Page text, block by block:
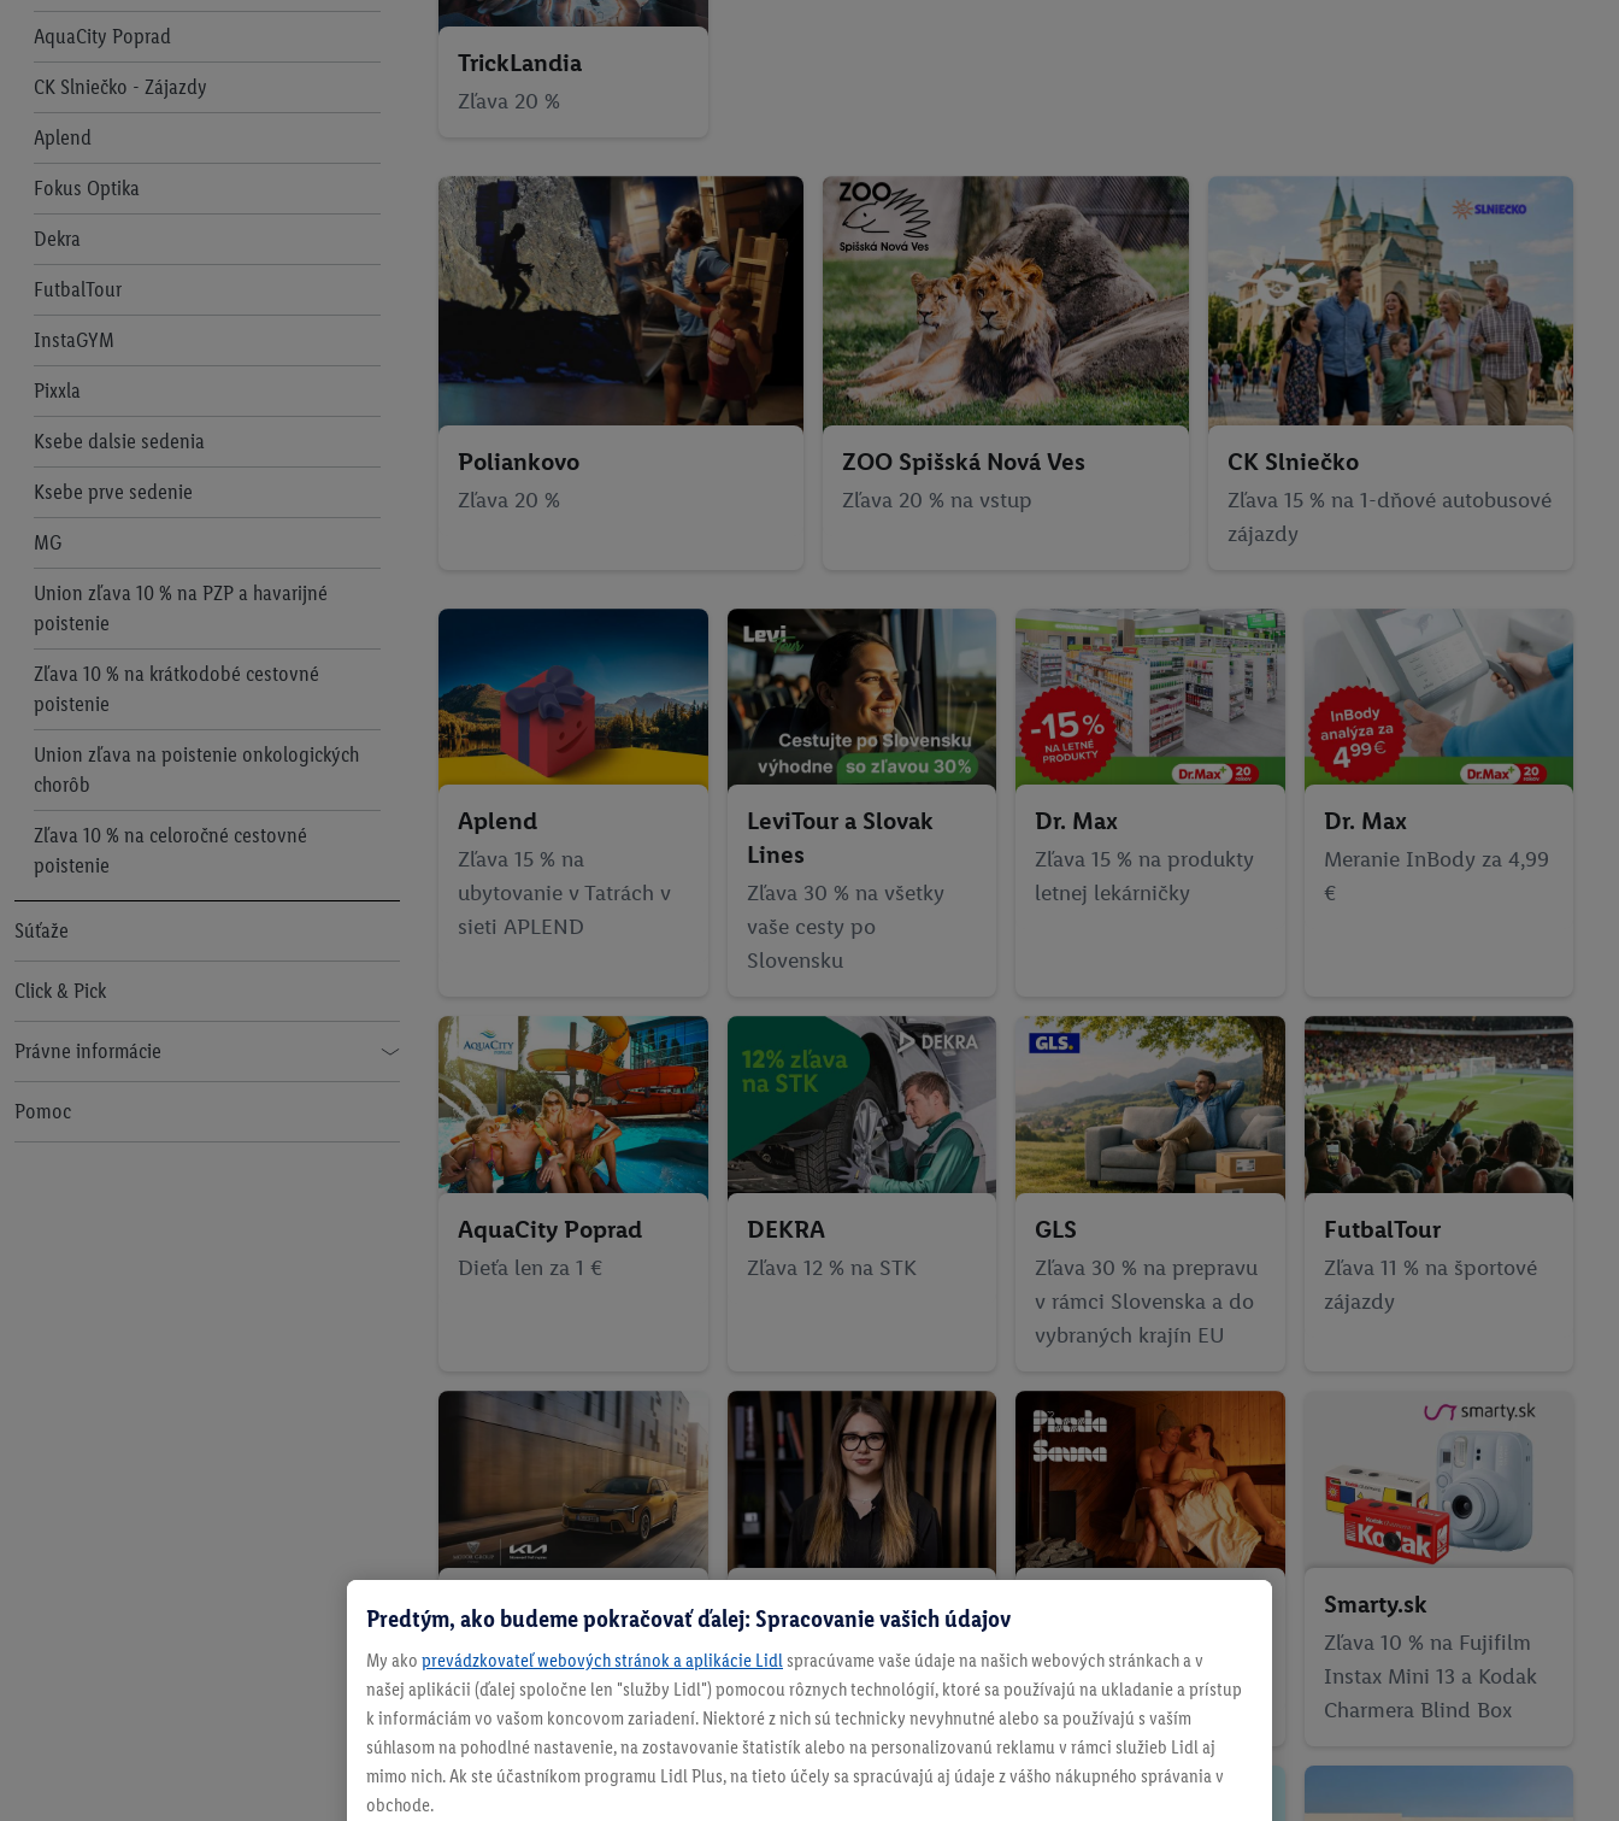
AquaCity Poprad
CK Slniečko - Zájazdy
Aplend
Fokus Optika
Dekra
FutbalTour
InstaGYM
Pixxla
Ksebe dalsie sedenia
Ksebe prve sedenie
MG
Union zľava 10 % na PZP a havarijné
poistenie
Zľava 10 % na krátkodobé cestovné
poistenie
Union zľava na poistenie onkologických
chorôb
Zľava 10 % na celoročné cestovné
poistenie
Súťaže
Click & Pick
Právne informácie
Pravidlá používania
Pomoc
TrickLandia
Zľava 20 %
Poliankovo
Zľava 20 %
ZOO Spišská Nová Ves
Zľava 20 % na vstup
CK Slniečko
Zľava 15 % na 1-dňové autobusové
zájazdy
Aplend
Zľava 15 % na
ubytovanie v Tatrách v
sieti APLEND
LeviTour a Slovak
Lines
Zľava 30 % na všetky
vaše cesty po
Slovensku
Dr. Max
Zľava 15 % na produkty
letnej lekárničky
Dr. Max
Meranie InBody za 4,99
€
AquaCity Poprad
Dieťa len za 1 €
DEKRA
Zľava 12 % na STK
GLS
Zľava 30 % na prepravu
v rámci Slovenska a do
vybraných krajín EU
FutbalTour
Zľava 11 % na športové
zájazdy
Motor Group Poprad
diaľničná známka grátis
FOKUS optika
kompletné dioptrické
okuliare
privátnej sauny
Smarty.sk
Zľava 10 % na Fujifilm
Instax Mini 13 a Kodak
Charmera Blind Box
Predtým, ako budeme pokračovať ďalej: Spracovanie vašich údajov
My ako prevádzkovateľ webových stránok a aplikácie Lidl spracúvame vaše údaje na našich webových stránkach a v
našej aplikácii (ďalej spoločne len "služby Lidl") pomocou rôznych technológií, ktoré sa používajú na ukladanie a prístup
k informáciám vo vašom koncovom zariadení. Niektoré z nich sú technicky nevyhnutné alebo sa používajú s vaším
súhlasom na pohodlné nastavenie, na zostavovanie štatistík alebo na personalizovanú reklamu v rámci služieb Lidl aj
mimo nich. Ak ste účastníkom programu Lidl Plus, na tieto účely sa spracúvajú aj údaje z vášho nákupného správania v
obchode.